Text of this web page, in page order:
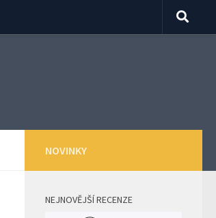
NOVINKY
NEJNOVĚJŠÍ RECENZE